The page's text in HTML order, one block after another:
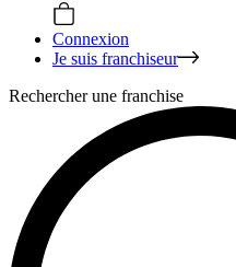
Connexion
Je suis franchiseur
Rechercher une franchise